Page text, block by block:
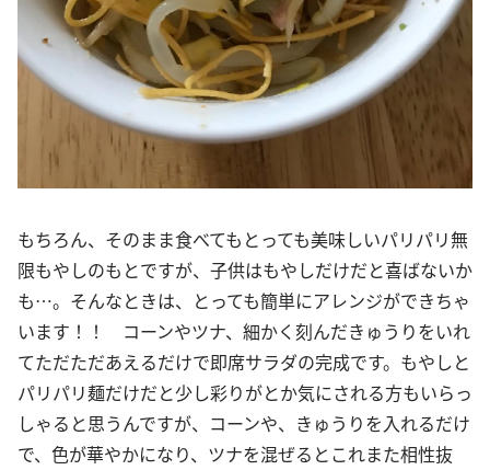
もちろん、そのまま食べてもとっても美味しいパリパリ無
限もやしのもとですが、子供はもやしだけだと喜ばないか
も…。そんなときは、とっても簡単にアレンジができちゃ
います！！ コーンやツナ、細かく刻んだきゅうりをいれ
てただただあえるだけで即席サラダの完成です。もやしと
パリパリ麺だけだと少し彩りがとか気にされる方もいらっ
しゃると思うんですが、コーンや、きゅうりを入れるだけ
で、色が華やかになり、ツナを混ぜるとこれまた相性抜